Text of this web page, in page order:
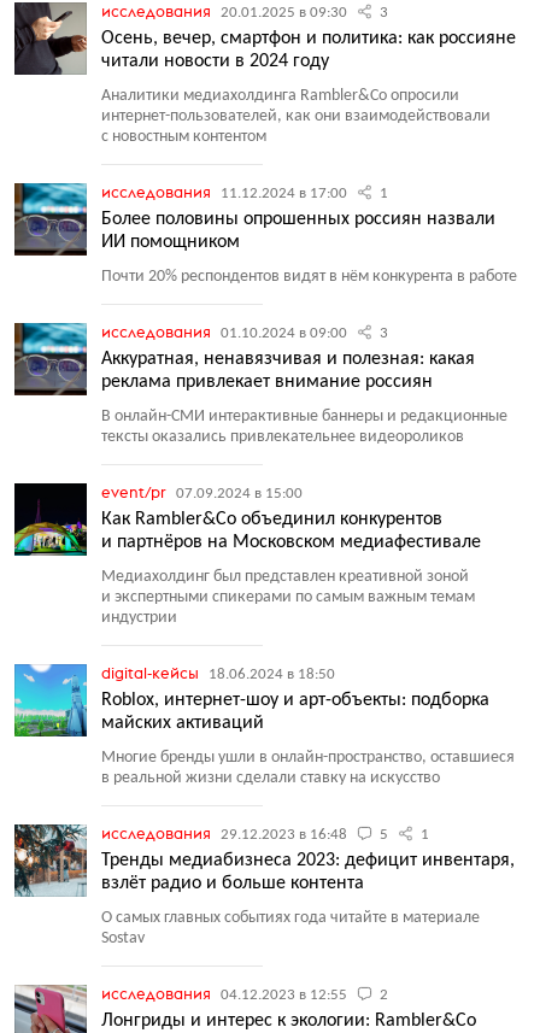
исследования 20.01.2025 в 09:30 3
Осень, вечер, смартфон и политика: как россияне
читали новости в 2024 году
Аналитики медиахолдинга Rambler&Co опросили
интернет-пользователей, как они взаимодействовали
с новостным контентом
исследования 11.12.2024 в 17:00 1
Более половины опрошенных россиян назвали
ИИ помощником
Почти 20% респондентов видят в нём конкурента в работе
исследования 01.10.2024 в 09:00 3
Аккуратная, ненавязчивая и полезная: какая
реклама привлекает внимание россиян
В онлайн-СМИ интерактивные баннеры и редакционные
тексты оказались привлекательнее видеороликов
event/pr 07.09.2024 в 15:00
Как Rambler&Co объединил конкурентов
и партнёров на Московском медиафестивале
Медиахолдинг был представлен креативной зоной
и экспертными спикерами по самым важным темам
индустрии
digital-кейсы 18.06.2024 в 18:50
Roblox, интернет-шоу и арт-объекты: подборка
майских активаций
Многие бренды ушли в онлайн-пространство, оставшиеся
в реальной жизни сделали ставку на искусство
исследования 29.12.2023 в 16:48 5 1
Тренды медиабизнеса 2023: дефицит инвентаря,
взлёт радио и больше контента
О самых главных событиях года читайте в материале
Sostav
исследования 04.12.2023 в 12:55 2
Лонгриды и интерес к экологии: Rambler&Co